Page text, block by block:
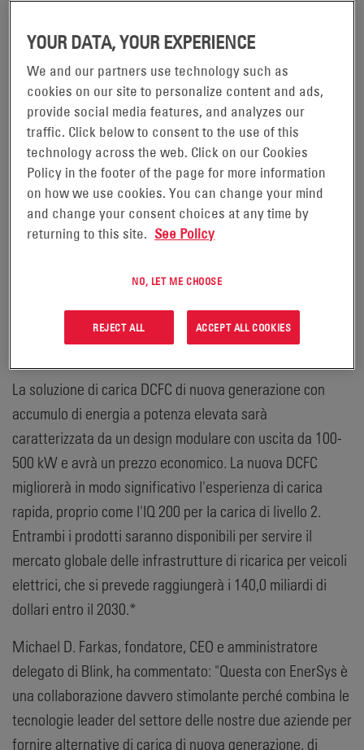
congiuntamente di aver deciso di sviluppare sistemi
avanzati di carica rapida CC (DCFC) wireless a potenza
elevata con accumulo integrato nelle batterie per il
mercato dei trasporti.
Il Memorandum of Understanding (MoU) tra le due
aziende include la ricerca e lo sviluppo congiunti per la
commercializzazione della tecnologia di trasferimento
dell'energia brevettata di EnerSys combinata con il
attesa di brevetto di Blink e la tecnologia DCFC per la
ed efficienti con soluzioni integrate di accumulo di
La soluzione di carica DCFC di nuova generazione con
accumulo di energia a potenza elevata sarà
caratterizzata da un design modulare con uscita da 100-
500 kW e avrà un prezzo economico. La nuova DCFC
migliorerà in modo significativo l'esperienza di carica
rapida, proprio come l'IQ 200 per la carica di livello 2.
Entrambi i prodotti saranno disponibili per servire il
mercato globale delle infrastrutture di ricarica per veicoli
elettrici, che si prevede raggiungerà i 140,0 miliardi di
dollari entro il 2030.*
Michael D. Farkas, fondatore, CEO e amministratore
delegato di Blink, ha commentato: "Questa con EnerSys è
una collaborazione davvero stimolante perché combina le
tecnologie leader del settore delle nostre due aziende per
fornire alternative di carica di nuova generazione, di
YOUR DATA, YOUR EXPERIENCE
We and our partners use technology such as
cookies on our site to personalize content and ads,
provide social media features, and analyzes our
traffic. Click below to consent to the use of this
technology across the web. Click on our Cookies
Policy in the footer of the page for more information
on how we use cookies. You can change your mind
and change your consent choices at any time by
returning to this site. See Policy
NO, LET ME CHOOSE
REJECT ALL ACCEPT ALL COOKIES